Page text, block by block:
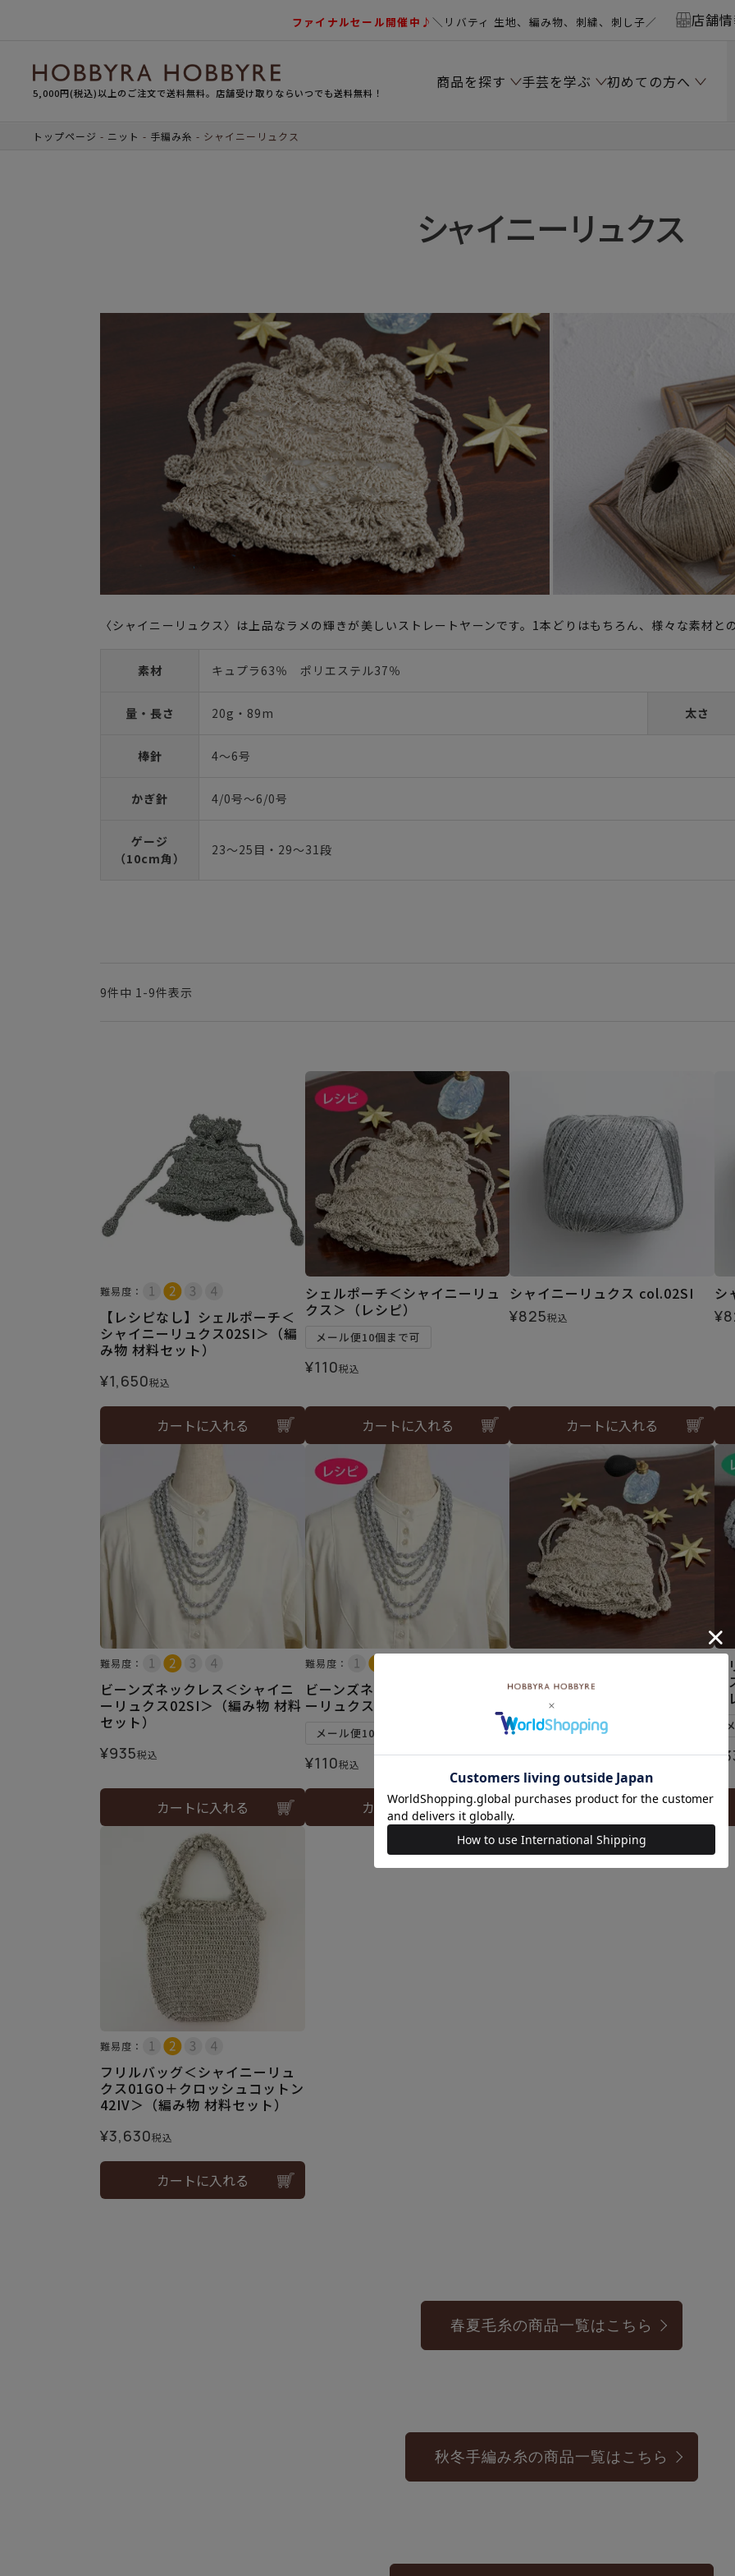
ファイナルセール開催中♪＼リバティ 生地、編み物、刺繍、刺し子／ 店舗
5,000円(税込)以上のご注文で送料無料。店舗受け取りならいつでも送料無料！
商品を探す 手芸を学ぶ 初めての方へ
トップページ ニット 手編み糸 シャイニーリュクス
シャイニーリュクス
〈シャイニーリュクス〉は上品なラメの輝きが美しいストレートヤーンです。1本どりはもちろん、様々な素材
素材 キュプラ63％ ポリエステル37％
量・長さ 20g・89m 太さ
棒針 4～6号
かぎ針 4/0号～6/0号
ゲージ
（10cm角）
23～25目・29～31段
9件中 1 -9件表示
難易度：
【レシピなし】シェルポーチ＜
シャイニーリュクス02SI＞（編
み物 材料セット）
¥1,650税込
カートに入れる
シェルポーチ＜シャイニーリュ
クス＞（レシピ）
メール便10個まで可
¥110税込
カートに入れる
シャイニーリュクス col.02SI
¥825税込
カートに入れる
シ
¥
難易度：
ビーンズネックレス＜シャイニ
ーリュクス02SI＞（編み物 材料
セット）
¥935税込
カートに入れる
難易度：
ビーンズネックレス＜シャイニ
ーリュクス＞（レシピ）
メール便10個まで可
¥110税込
カートに入れる
シェルポーチ＜シャイニーリュ
クス01GO＞（編み物 材料セッ
ト）
¥1,760税込
カートに入れる
¥
難易度：
フリルバッグ＜シャイニーリュ
クス01GO＋クロッシュコットン
42IV＞（編み物 材料セット）
¥3,630税込
カートに入れる
春夏毛糸の商品一覧はこちら
秋冬手編み糸の商品一覧はこちら